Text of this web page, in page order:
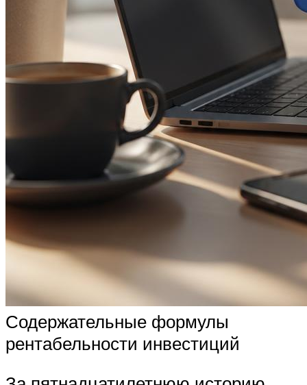
Содержательные формулы
рентабельности инвестиций